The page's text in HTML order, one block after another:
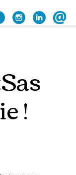
!